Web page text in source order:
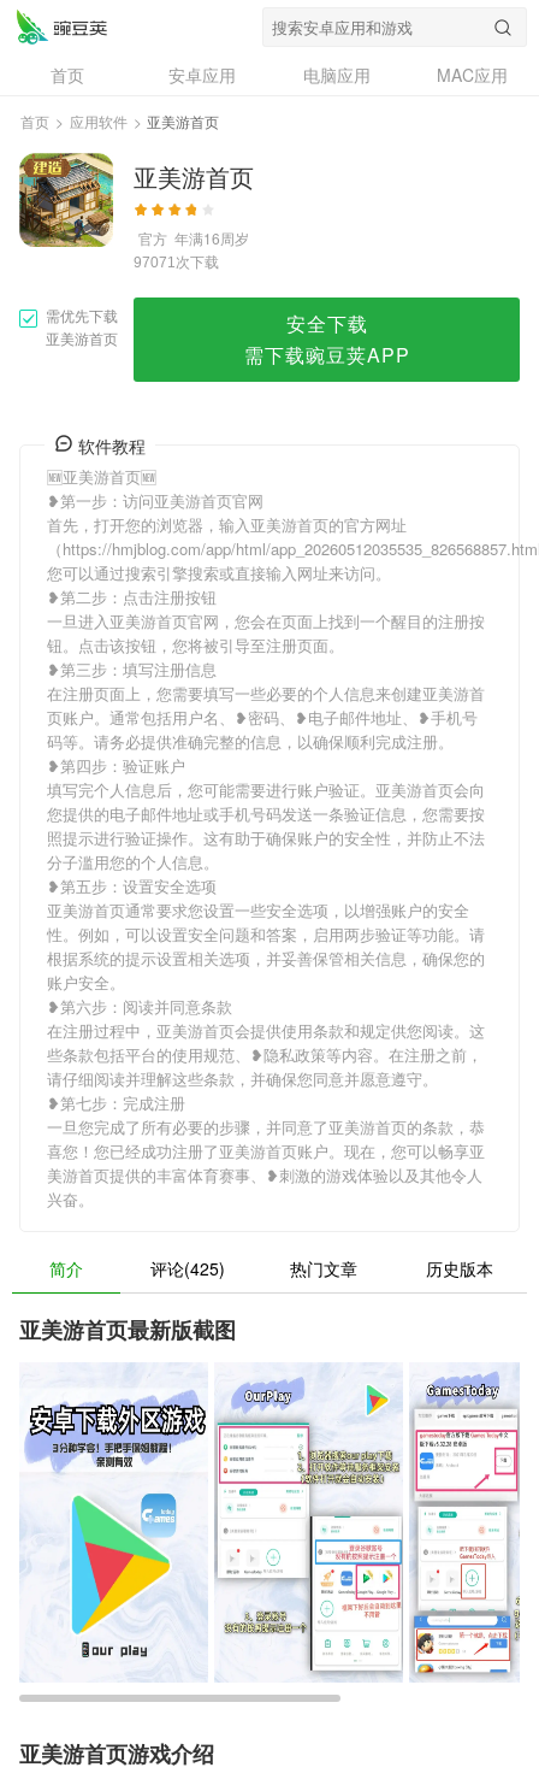
首页 安卓应用 电脑应用
MAC应用
资讯
专题
问答
首页 > 应用软件 > 亚美游首页
亚美游首页
官方 年满16周岁
97071次下载
需优先下载
亚美游首页
安全下载
需下载豌豆荚APP
软件教程
🆕亚美游首页🆕
❥第一步：访问亚美游首页官网
首先，打开您的浏览器，输入亚美游首页的官方网址
（https://hmjblog.com/app/html/
您可以通过搜索引擎搜索或直接输入网址来访问。
❥第二步：点击注册按钮
一旦进入亚美游首页官网，您会在页面上找到一个醒目的注册按
钮。点击该按钮，您将被引导至注册页面。
❥第三步：填写注册信息
在注册页面上，您需要填写一些必要的个人信息来创建亚美游首
页账户。通常包括用户名、❥密码、❥电子邮件地址、❥手机号
码等。请务必提供准确完整的信息，以确保顺利完成注册。
❥第四步：验证账户
填写完个人信息后，您可能需要进行账户验证。亚美游首页会向
您提供的电子邮件地址或手机号码发送一条验证信息，您需要按
照提示进行验证操作。这有助于确保账户的安全性，并防止不法
分子滥用您的个人信息。
❥第五步：设置安全选项
亚美游首页通常要求您设置一些安全选项，以增强账户的安全
性。例如，可以设置安全问题和答案，启用两步验证等功能。请
根据系统的提示设置相关选项，并妥善保管相关信息，确保您的
账户安全。
❥第六步：阅读并同意条款
在注册过程中，亚美游首页会提供使用条款和规定供您阅读。这
些条款包括平台的使用规范、❥隐私政策等内容。在注册之前，
请仔细阅读并理解这些条款，并确保您同意并愿意遵守。
❥第七步：完成注册
一旦您完成了所有必要的步骤，并同意了亚美游首页的条款，恭
喜您！您已经成功注册了亚美游首页账户。现在，您可以畅享亚
美游首页提供的丰富体育赛事、❥刺激的游戏体验以及其他令人
兴奋。
简介 评论(425) 热门文章 历史版本
亚美游首页最新版截图
亚美游首页游戏介绍